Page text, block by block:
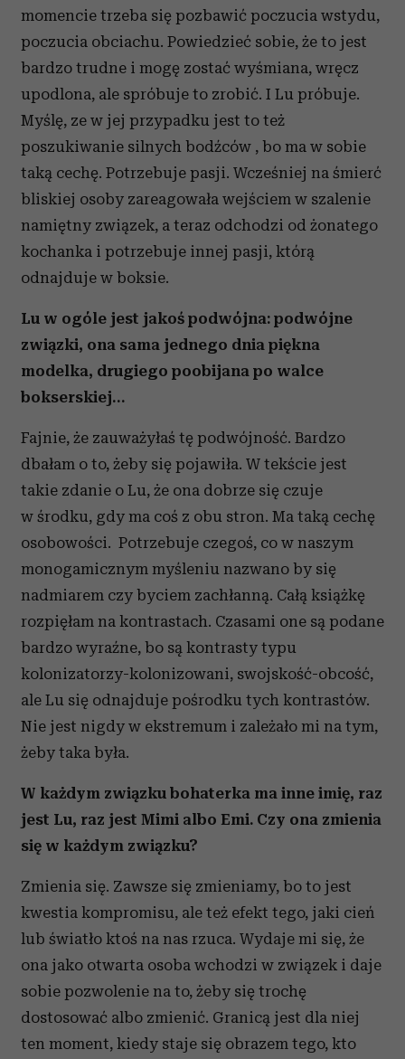
momencie trzeba się pozbawić poczucia wstydu,
poczucia obciachu. Powiedzieć sobie, że to jest
bardzo trudne i mogę zostać wyśmiana, wręcz
upodlona, ale spróbuje to zrobić. I Lu próbuje.
Myślę, ze w jej przypadku jest to też
poszukiwanie silnych bodźców , bo ma w sobie
taką cechę. Potrzebuje pasji. Wcześniej na śmierć
bliskiej osoby zareagowała wejściem w szalenie
namiętny związek, a teraz odchodzi od żonatego
kochanka i potrzebuje innej pasji, którą
odnajduje w boksie.
Lu w ogóle jest jakoś podwójna: podwójne
związki, ona sama jednego dnia piękna
modelka, drugiego poobijana po walce
bokserskiej…
Fajnie, że zauważyłaś tę podwójność. Bardzo
dbałam o to, żeby się pojawiła. W tekście jest
takie zdanie o Lu, że ona dobrze się czuje
w środku, gdy ma coś z obu stron. Ma taką cechę
osobowości. Potrzebuje czegoś, co w naszym
monogamicznym myśleniu nazwano by się
nadmiarem czy byciem zachłanną. Całą książkę
rozpięłam na kontrastach. Czasami one są podane
bardzo wyraźne, bo są kontrasty typu
kolonizatorzy-kolonizowani, swojskość-obcość,
ale Lu się odnajduje pośrodku tych kontrastów.
Nie jest nigdy w ekstremum i zależało mi na tym,
żeby taka była.
W każdym związku bohaterka ma inne imię, raz
jest Lu, raz jest Mimi albo Emi. Czy ona zmienia
się w każdym związku?
Zmienia się. Zawsze się zmieniamy, bo to jest
kwestia kompromisu, ale też efekt tego, jaki cień
lub światło ktoś na nas rzuca. Wydaje mi się, że
ona jako otwarta osoba wchodzi w związek i daje
sobie pozwolenie na to, żeby się trochę
dostosować albo zmienić. Granicą jest dla niej
ten moment, kiedy staje się obrazem tego, kto